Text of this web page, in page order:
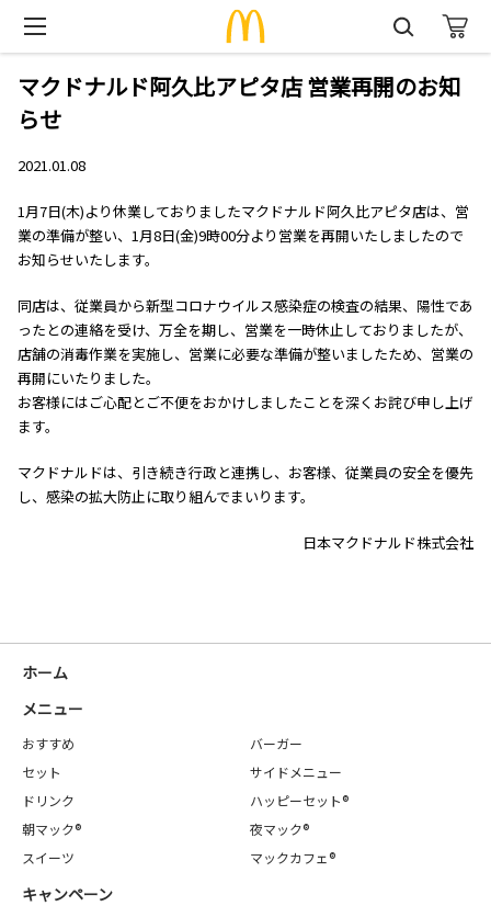
マクドナルド阿久比アピタ店 営業再開のお知
らせ
2021.01.08
1月7日(木)より休業しておりましたマクドナルド阿久比アピタ店は、営
業の準備が整い、1月8日(金)9時00分より営業を再開いたしましたので
お知らせいたします。
同店は、従業員から新型コロナウイルス感染症の検査の結果、陽性であ
ったとの連絡を受け、万全を期し、営業を一時休止しておりましたが、
店舗の消毒作業を実施し、営業に必要な準備が整いましたため、営業の
再開にいたりました。
お客様にはご心配とご不便をおかけしましたことを深くお詫び申し上げ
ます。
マクドナルドは、引き続き行政と連携し、お客様、従業員の安全を優先
し、感染の拡大防止に取り組んでまいります。
日本マクドナルド株式会社
ホーム
メニュー
おすすめ
バーガー
セット
サイドメニュー
ドリンク
ハッピーセット®
朝マック®
夜マック®
スイーツ
マックカフェ®
キャンペーン